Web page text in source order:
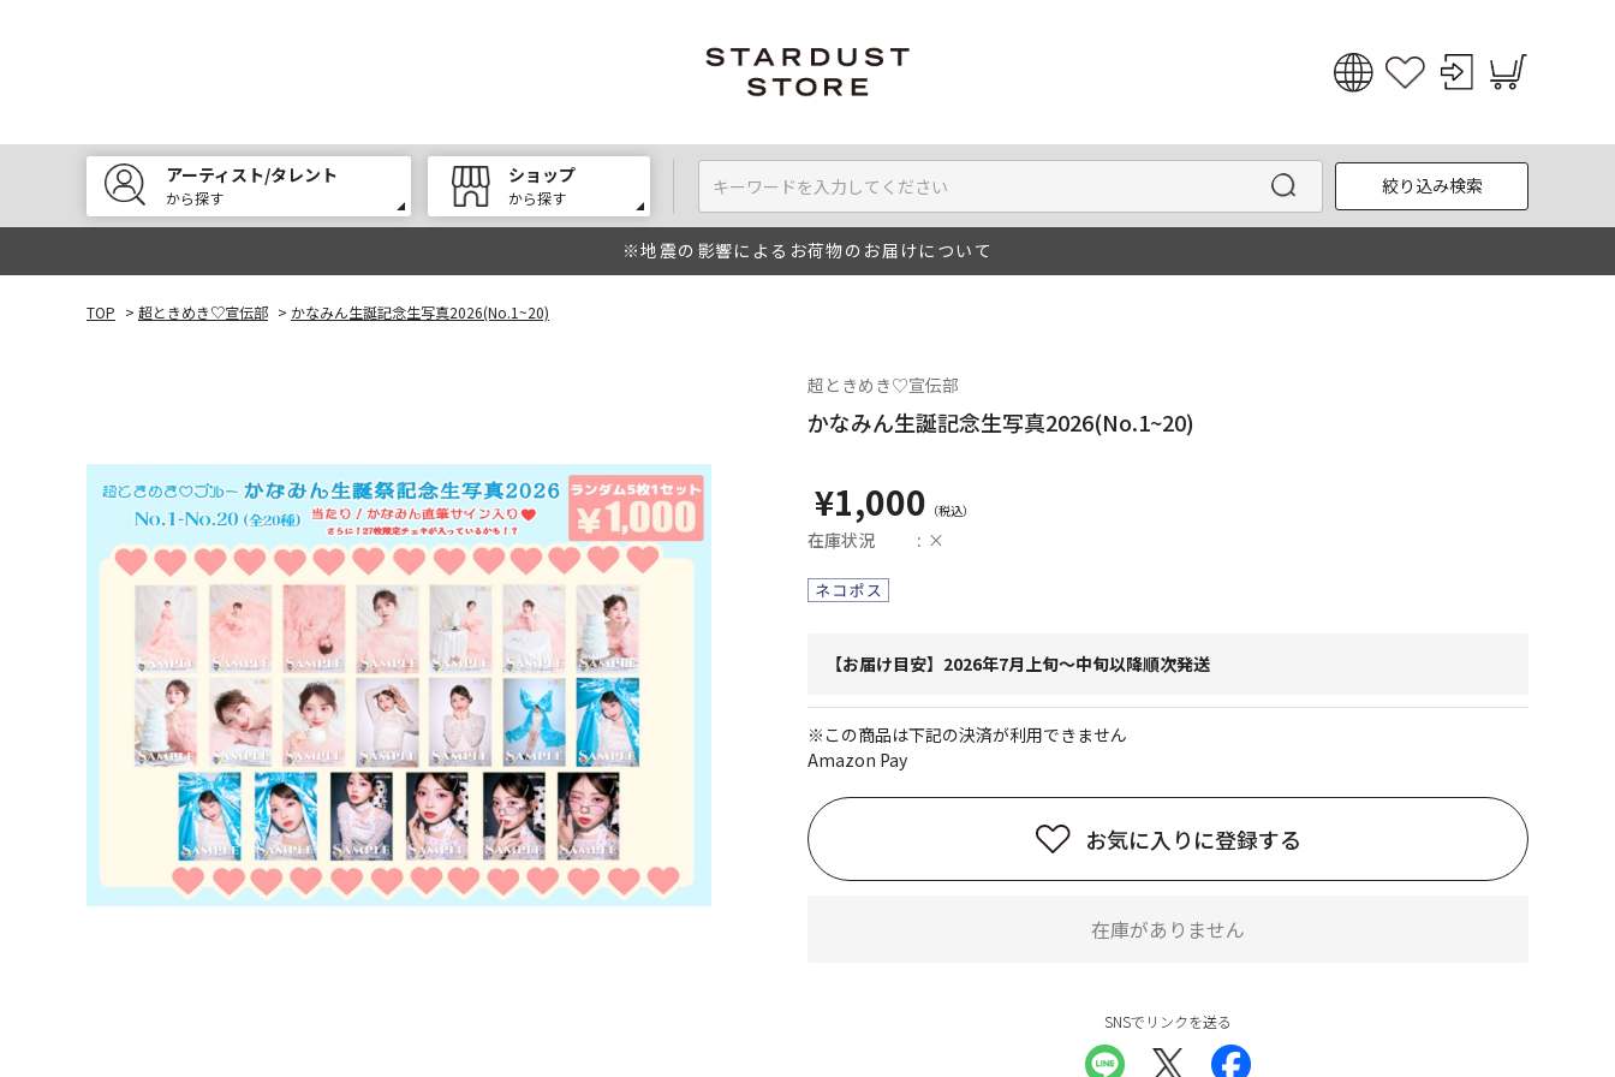
English
한국어
アーティスト/タレント
から探す
ショップ
から探す
絞り込み検索
※地震の影響によるお荷物のお届けについて
TOP > 超ときめき♡宣伝部 > かなみん生誕記念生写真2026(No.1~20)
超ときめき♡宣伝部
かなみん生誕記念生写真2026(No.1~20)
¥1,000
在庫状況 ×
【お届け目安】2026年7月上旬～中旬以降順次発送
※この商品は下記の決済が利用できません
Amazon Pay
お気に入りに登録する
在庫がありません
SNSでリンクを送る